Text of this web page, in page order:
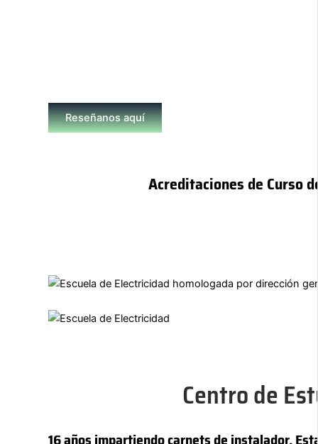
Reseñanos aquí
Acreditaciones de Curso
Centro de